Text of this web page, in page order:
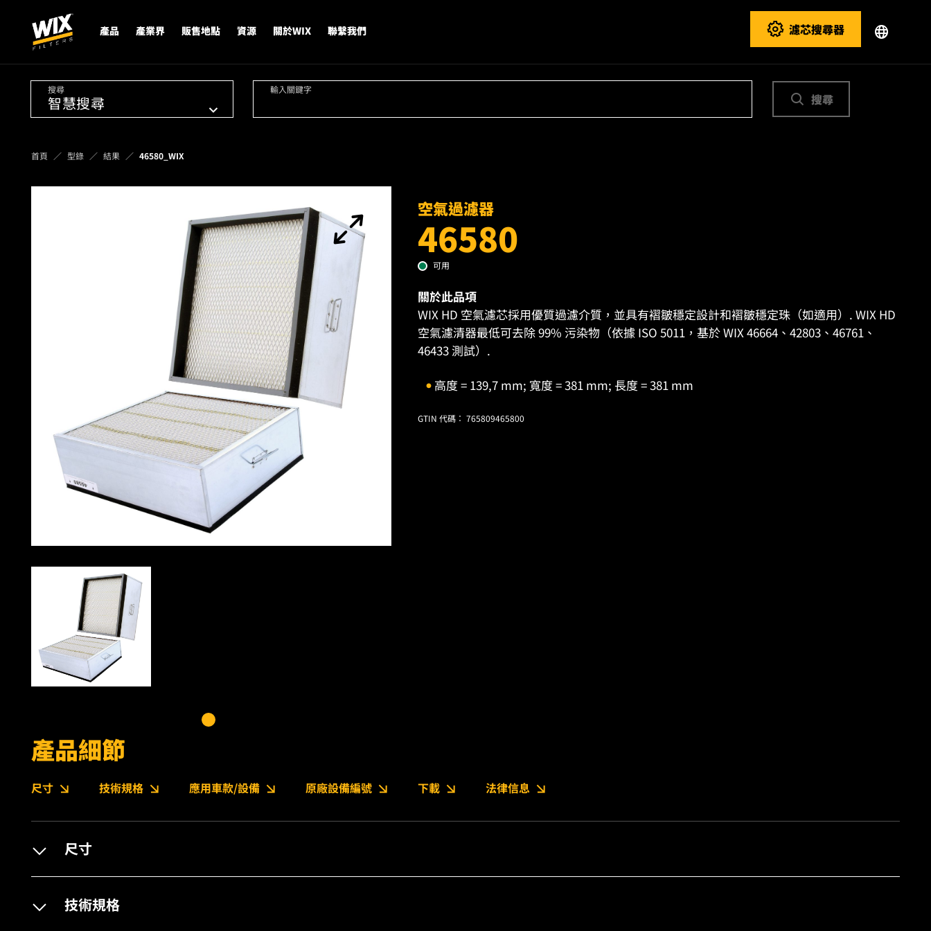
產品 產業界 販售地點 資源 關於WIX 聯繫我們 濾芯搜尋器
搜尋 輸入關鍵字
搜尋
首頁 型錄 結果 46580_WIX
空氣過濾器
46580
可用
關於此品項
WIX HD 空氣濾芯採用優質過濾介質，並具有褶皺穩定設計和褶皺穩定珠（如適用）. WIX HD
空氣濾清器最低可去除 99% 污染物（依據 ISO 5011，基於 WIX 46664、42803、46761、
46433 測試）.
高度 = 139,7 mm; 寬度 = 381 mm; 長度 = 381 mm
GTIN 代碼： 765809465800
產品細節
尺寸 技術規格 應用車款/設備 原廠設備編號 下載 法律信息
尺寸
技術規格